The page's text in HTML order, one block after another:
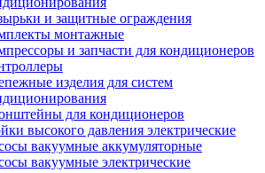
и защитные ограждения
монтажные
и запчасти для кондиционеров
изделия для систем
для кондиционеров
высокого давления электрические
вакуумные аккумуляторные
вакуумные электрические